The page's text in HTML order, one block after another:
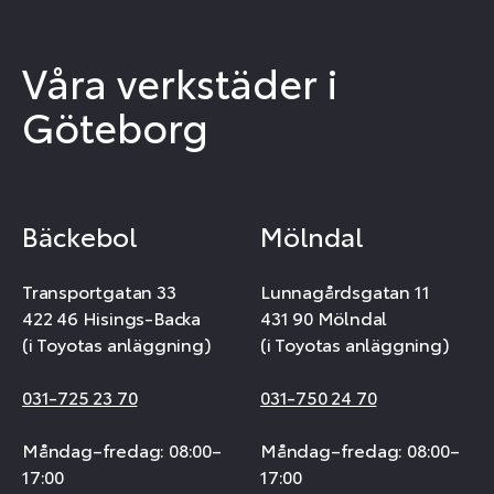
Våra verkstäder i
Göteborg
Bäckebol
Transportgatan 33
422 46 Hisings-Backa
(i Toyotas anläggning)
031-725 23 70
Måndag–fredag: 08:00–
17:00
Mölndal
Lunnagårdsgatan 11
431 90 Mölndal
(i Toyotas anläggning)
031-750 24 70
Måndag–fredag: 08:00–
17:00